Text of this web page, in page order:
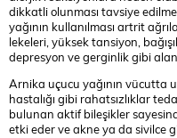
dikkatli olunması tavsiye
yağının kullanılması artrit
lekeleri, yüksek tansiyon,
depresyon ve gerginlik gibi
Arnika uçucu yağının vücutta
hastalığı gibi rahatsızlıklar
bulunan aktif bileşikler
etki eder ve akne ya da sivilce